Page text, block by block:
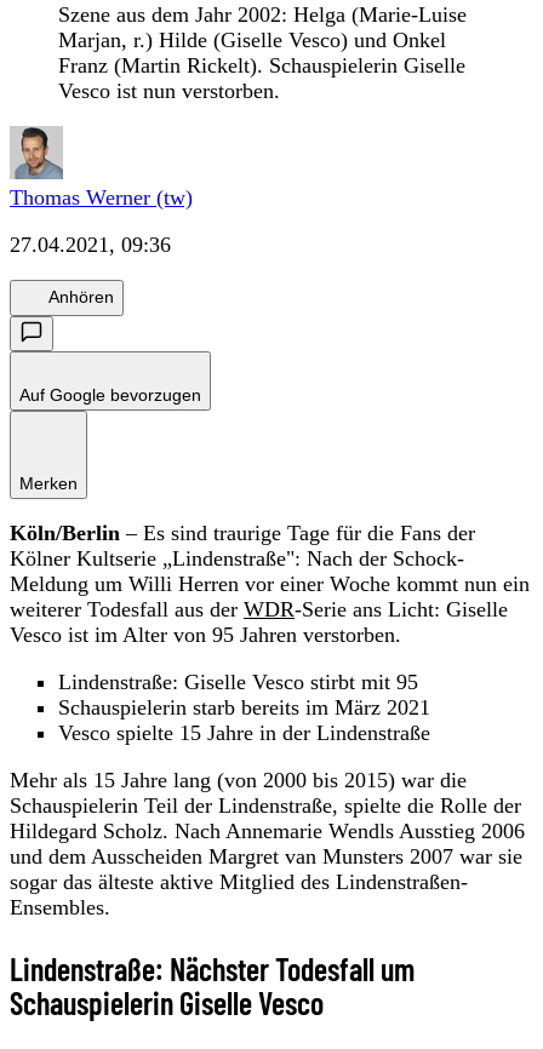
Szene aus dem Jahr 2002: Helga (Marie-Luise
Marjan, r.) Hilde (Giselle Vesco) und Onkel
Franz (Martin Rickelt). Schauspielerin Giselle
Vesco ist nun verstorben.
Thomas Werner (tw)
27.04.2021, 09:36
Anhören
Auf Google bevorzugen
Merken
Köln/Berlin – Es sind traurige Tage für die Fans der
Kölner Kultserie „Lindenstraße": Nach der Schock-
Meldung um Willi Herren vor einer Woche kommt nun ein
weiterer Todesfall aus der WDR-Serie ans Licht: Giselle
Vesco ist im Alter von 95 Jahren verstorben.
Lindenstraße: Giselle Vesco stirbt mit 95
Schauspielerin starb bereits im März 2021
Vesco spielte 15 Jahre in der Lindenstraße
Mehr als 15 Jahre lang (von 2000 bis 2015) war die
Schauspielerin Teil der Lindenstraße, spielte die Rolle der
Hildegard Scholz. Nach Annemarie Wendls Ausstieg 2006
und dem Ausscheiden Margret van Munsters 2007 war sie
sogar das älteste aktive Mitglied des Lindenstraßen-
Ensembles.
Lindenstraße: Nächster Todesfall um
Schauspielerin Giselle Vesco